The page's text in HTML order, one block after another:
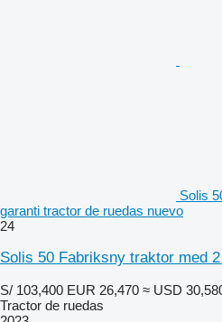
Solis
garanti tractor de ruedas nuevo
24
Solis 50 Fabriksny traktor med
S/ 103,400 EUR 26,470 ≈ USD
Tractor de ruedas